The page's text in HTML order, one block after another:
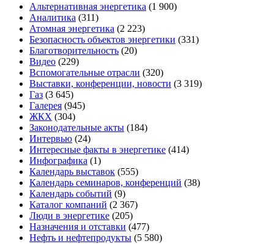
Альтернативная энергетика (1 900)
Аналитика (311)
Атомная энергетика (2 223)
Безопасность объектов энергетики (331)
Благотворительность (20)
Видео (229)
Вспомогательные отрасли (320)
Выставки, конференции, новости (3 319)
Газ (3 645)
Галерея (945)
ЖКХ (304)
Законодательные акты (184)
Интервью (24)
Интересные факты в энергетике (414)
Инфографика (1)
Календарь выставок (555)
Календарь семинаров, конференций (38)
Календарь событий (9)
Каталог компаний (2 367)
Люди в энергетике (205)
Назначения и отставки (477)
Нефть и нефтепродукты (5 580)